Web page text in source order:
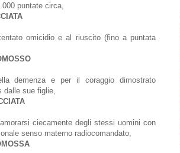
puntate circa,
omicidio e al riuscito (fino a puntata
demenza e per il coraggio dimostrato
dalle sue figlie,
ciecamente degli stessi uomini con
senso materno radiocomandato,